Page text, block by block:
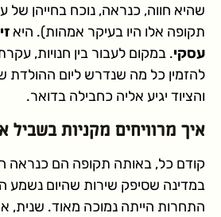
שהיא חווה, כנראה, נוכח בחייהן של
תקופה אלו היו בעיקר אמהות). היא
עסקי. במקום לעבור בין חנויות,
להזמין כל מה שנדרש ליום ההולדת
והציוד יגיע אליה כחבילה בדואר.
איך מרוויחים מקניות בשביל
קודם כל, באותה תקופה הם כנראה
במדינה שסיפק שירות שהיום נשמע
התחרות הייתה נמוכה מאוד.